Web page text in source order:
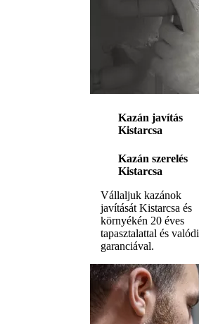
Kazán javítás
Kistarcsa
Kazán szerelés
Kistarcsa
Vállaljuk kazánok
javítását Kistarcsa és
környékén 20 éves
tapasztalattal és valódi
garanciával.